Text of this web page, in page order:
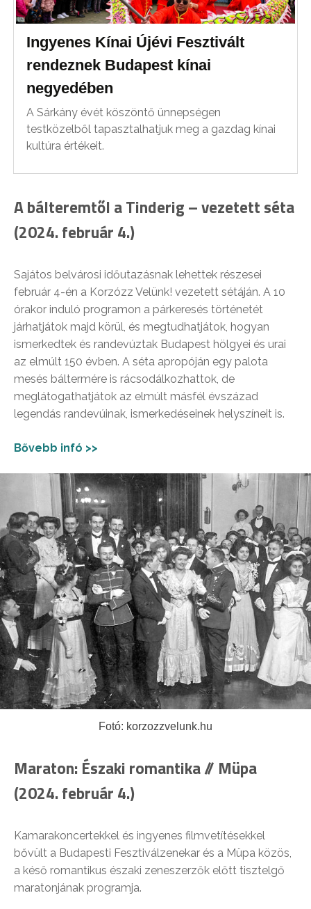
Ingyenes Kínai Újévi Fesztivált
rendeznek Budapest kínai
negyedében
A Sárkány évét köszöntő ünnepségen
testközelből tapasztalhatjuk meg a gazdag kínai
kultúra értékeit.
A bálteremtől a Tinderig – vezetett séta
(2024. február 4.)
Sajátos belvárosi időutazásnak lehettek részesei
február 4-én a Korzózz Velünk! vezetett sétáján. A 10
órakor induló programon a párkeresés történetét
járhatjátok majd körül, és megtudhatjátok, hogyan
ismerkedtek és randevúztak Budapest hölgyei és urai
az elmúlt 150 évben. A séta apropóján egy palota
mesés báltermére is rácsodálkozhattok, de
meglátogathatjátok az elmúlt másfél évszázad
legendás randevúinak, ismerkedéseinek helyszíneit is.
Bővebb infó >>
Fotó: korzozzvelunk.hu
Maraton: Északi romantika // Müpa
(2024. február 4.)
Kamarakoncertekkel és ingyenes filmvetítésekkel
bővült a Budapesti Fesztiválzenekar és a Müpa közös,
a késő romantikus északi zeneszerzők előtt tisztelgő
maratonjának programja.